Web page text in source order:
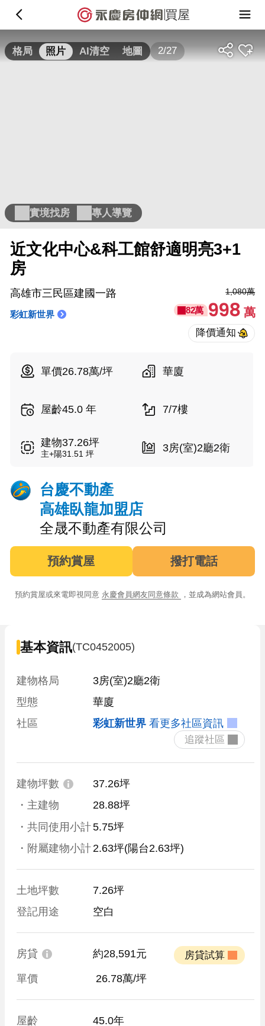
買屋
格局 照片 AI清空 地圖 2/27
實境找房 專人導覽
近文化中心&科工館舒適明亮3+1
房
高雄市三民區建國一路
彩虹新世界
1,080萬
82萬 998萬
單價26.78萬/坪 華廈
屋齡45.0 年 7/7樓
建物37.26坪
主+陽31.51 坪 3房(室)2廳2衛
台慶不動產
高雄臥龍加盟店
全晟不動產有限公司
預約賞屋 撥打電話
預約賞屋或來電即視同意 永慶會員網友同意條款 ，並成為網站會員。
基本資訊(TC0452005)
建物格局
3房(室)2廳2衛
型態
華廈
社區
彩虹新世界 看更多社區資訊
建物坪數
37.26坪
・主建物
28.88坪
・共同使用小計5.75坪
・附屬建物小計 2.63坪(陽台2.63坪)
土地坪數
7.26坪
登記用途
空白
房貸 約28,591元
單價 26.78萬/坪
屋齡
45.0年